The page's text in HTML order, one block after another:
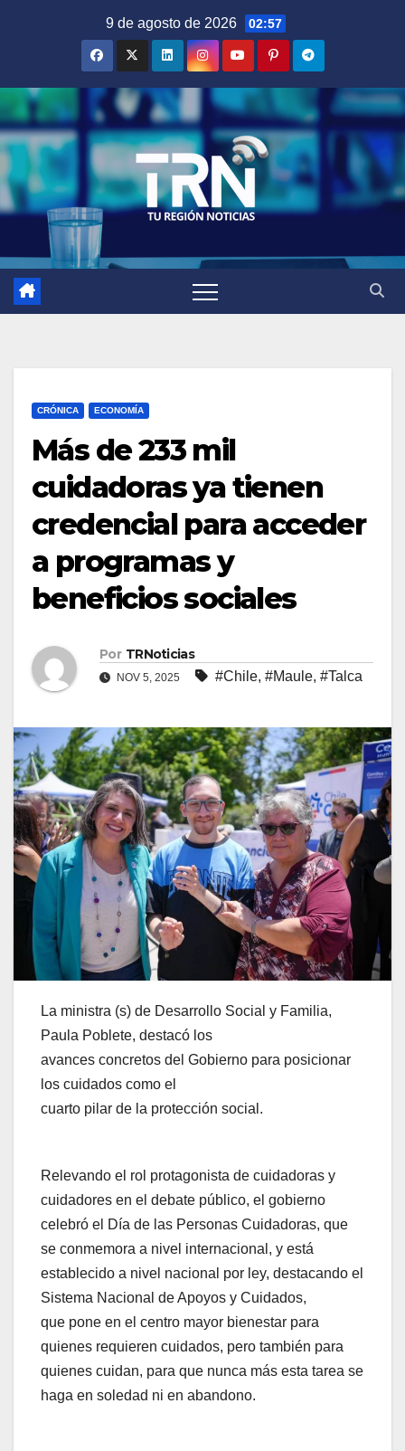
9 de agosto de 2026 02:57
CRÓNICA ECONOMÍA
Más de 233 mil
cuidadoras ya tienen
credencial para acceder
a programas y
beneficios sociales
Por TRNoticias
NOV 5, 2025 #Chile, #Maule, #Talca
La ministra (s) de Desarrollo Social y Familia,
Paula Poblete, destacó los
avances concretos del Gobierno para posicionar
los cuidados como el
cuarto pilar de la protección social.
Relevando el rol protagonista de cuidadoras y
cuidadores en el debate público, el gobierno
celebró el Día de las Personas Cuidadoras, que
se conmemora a nivel internacional, y está
establecido a nivel nacional por ley, destacando el
Sistema Nacional de Apoyos y Cuidados,
que pone en el centro mayor bienestar para
quienes requieren cuidados, pero también para
quienes cuidan, para que nunca más esta tarea se
haga en soledad ni en abandono.